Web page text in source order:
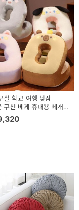
실 학교 여행 낮잠
쿠션 베게 휴대용 베개
방석 문어베게